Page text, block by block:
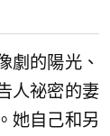
劇的陽光、
人祕密的妻
她自己和另